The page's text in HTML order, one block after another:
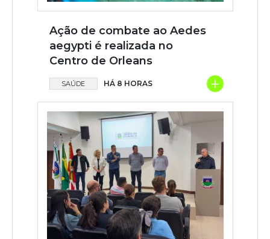
Ação de combate ao Aedes
aegypti é realizada no
Centro de Orleans
SAÚDE HÁ 8 HORAS +